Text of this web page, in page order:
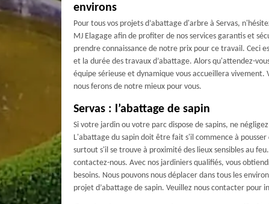
environs
Pour tous vos projets d’abattage d'arbre à Servas,
MJ Elagage afin de profiter de nos services garantis et
prendre connaissance de notre prix pour ce travail. Ceci
et la durée des travaux d’abattage. Alors qu'attendez-
équipe sérieuse et dynamique vous accueillera vivement.
nous ferons de notre mieux pour vous.
Servas : l’abattage de sapin
Si votre jardin ou votre parc dispose de sapins, ne
L'abattage du sapin doit être fait s'il commence à
surtout s'il se trouve à proximité des lieux sensibles au
contactez-nous. Avec nos jardiniers qualifiés, vous
besoins. Nous pouvons nous déplacer dans tous les
projet d’abattage de sapin. Veuillez nous contacter pour